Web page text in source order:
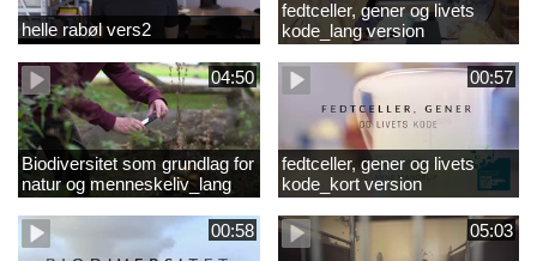
helle rabøl vers2
fedtceller, gener og livets
kode_lang version
04:50
Biodiversitet som grundlag for
natur og menneskeliv_lang
version
00:57
fedtceller, gener og livets
kode_kort version
00:58 05:03